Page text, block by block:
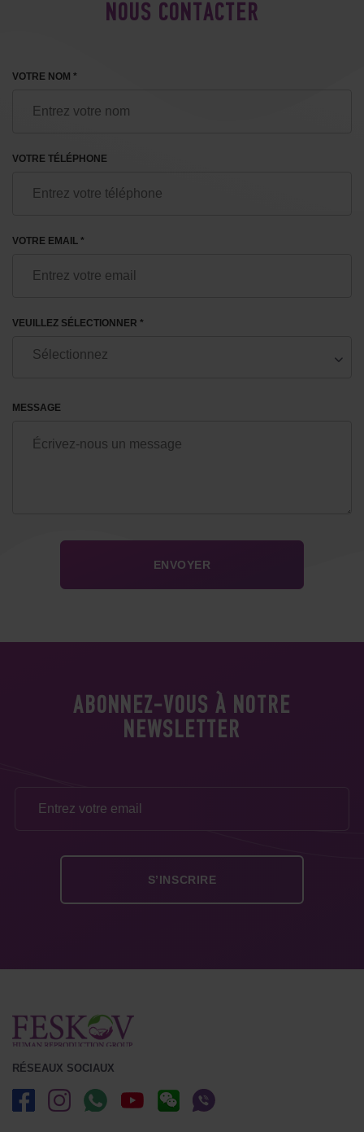
NOUS CONTACTER
VOTRE NOM *
VOTRE TÉLÉPHONE
VOTRE EMAIL *
VEUILLEZ SÉLECTIONNER *
MESSAGE
ABONNEZ-VOUS À NOTRE
NEWSLETTER
RÉSEAUX SOCIAUX